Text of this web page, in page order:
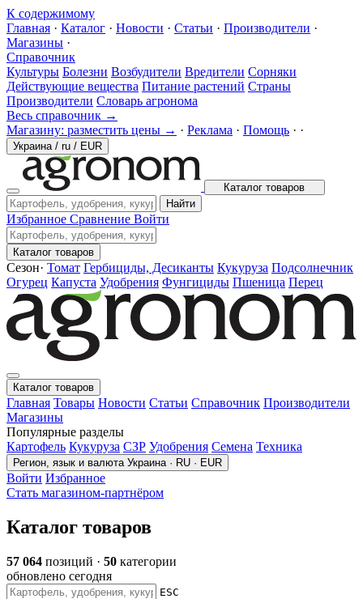
К содержимому
Главная · Каталог · Новости · Статьи · Производители ·
Магазины ·
Справочник
Культуры Болезни Возбудители Вредители Сорняки
Действующие вещества Питание растений Страны
Производители Словарь агронома
Весь справочник →
Магазину: разместить цены → · Реклама · Помощь · ·
Украина / ru / EUR
Каталог товаров
Найти
Избранное Сравнение Войти
Каталог товаров
Сезон· Томат Гербициды, Десиканты Кукуруза Подсолнечник
Огурец Капуста Удобрения Фунгициды Пшеница Перец
Каталог товаров
Главная Товары Новости Статьи Справочник Производители
Магазины
Популярные разделы
Картофель Кукуруза СЗР Удобрения Семена Техника
Регион, язык и валюта Украина · RU · EUR
Войти Избранное
Стать магазином-партнёром
Каталог товаров
57 064 позиций · 50 категории
обновлено сегодня
ESC